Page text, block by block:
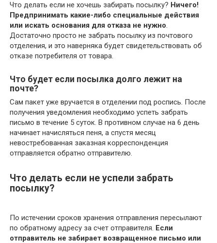
Что делать если не хочешь забирать посылку? Ничего!
Предпринимать какие-либо специальные действия
или искать основания для отказа не нужно.
Достаточно просто не забрать посылку из почтового
отделения, и это наверняка будет свидетельствовать об
отказе потребителя от товара.
Что будет если посылка долго лежит на
почте?
Сам пакет уже вручается в отделении под роспись. После
получения уведомления необходимо успеть забрать
письмо в течение 5 суток. В противном случае на 6 день
начинает начисляться пеня, а спустя месяц
невостребованная заказная корреспонденция
отправляется обратно отправителю.
Что делать если не успели забрать
посылку?
По истечении сроков хранения отправления пересылают
по обратному адресу за счет отправителя. Если
отправитель не забирает возвращенное письмо или